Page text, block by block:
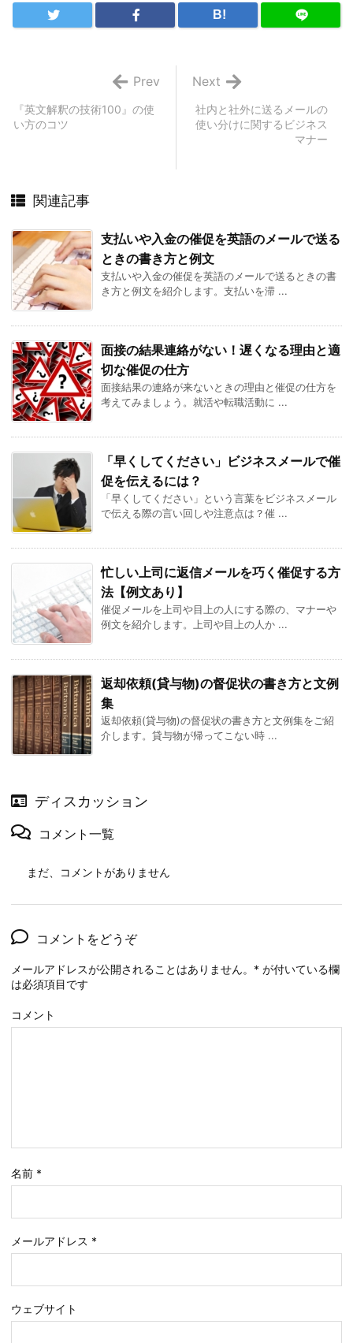
B!
社内と社外に送るメールの
使い分けに関するビジネス
マナー
Next
『英文解釈の技術100』の使
い方のコツ
Prev
関連記事
支払いや入金の催促を英語のメールで送る
ときの書き方と例文
支払いや入金の催促を英語のメールで送るときの書
き方と例文を紹介します。支払いを滞 ...
面接の結果連絡がない！遅くなる理由と適
切な催促の仕方
面接結果の連絡が来ないときの理由と催促の仕方を
考えてみましょう。就活や転職活動に ...
「早くしてください」ビジネスメールで催
促を伝えるには？
「早くしてください」という言葉をビジネスメール
で伝える際の言い回しや注意点は？催 ...
忙しい上司に返信メールを巧く催促する方
法【例文あり】
催促メールを上司や目上の人にする際の、マナーや
例文を紹介します。上司や目上の人か ...
返却依頼(貸与物)の督促状の書き方と文例
集
返却依頼(貸与物)の督促状の書き方と文例集をご紹
介します。貸与物が帰ってこない時 ...
ディスカッション
コメント一覧
まだ、コメントがありません
コメントをどうぞ
メールアドレスが公開されることはありません。 * が付いている欄
は必須項目です
コメント
名前 *
メールアドレス *
ウェブサイト